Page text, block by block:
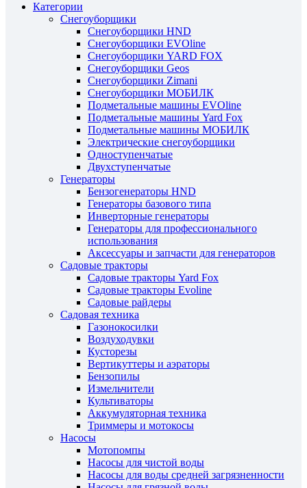
Категории
Снегоуборщики
Снегоуборщики HND
Снегоуборщики EVOline
Снегоуборщики YARD FOX
Снегоуборщики Geos
Снегоуборщики Zimani
Снегоуборщики МОБИЛК
Подметальные машины EVOline
Подметальные машины Yard Fox
Подметальные машины МОБИЛК
Электрические снегоуборщики
Одноступенчатые
Двухступенчатые
Генераторы
Бензогенераторы HND
Генераторы базового типа
Инверторные генераторы
Генераторы для профессионального
использования
Аксессуары и запчасти для генераторов
Садовые тракторы
Садовые тракторы Yard Fox
Садовые тракторы Evoline
Садовые райдеры
Садовая техника
Газонокосилки
Воздуходувки
Кусторезы
Вертикуттеры и аэраторы
Бензопилы
Измельчители
Культиваторы
Аккумуляторная техника
Триммеры и мотокосы
Насосы
Мотопомпы
Насосы для чистой воды
Насосы для воды средней загрязненности